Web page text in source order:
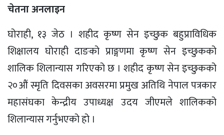
चेतना अनलाइन
घोराही, १३ जेठ । शहीद कृष्ण सेन इच्छुक बहुप्राविधिक
शिक्षालय घोराही दाङको प्राङ्गणमा कृष्ण सेन इच्छुकको
शालिक शिलान्यास गरिएको छ । शहीद कृष्ण सेन इच्छुकको
२०औं स्मृति दिवसका अवसरमा प्रमुख अतिथि नेपाल पत्रकार
महासंघका केन्द्रीय उपाध्यक्ष उदय जीएमले शालिकको
शिलान्यास गर्नुभएको हो ।